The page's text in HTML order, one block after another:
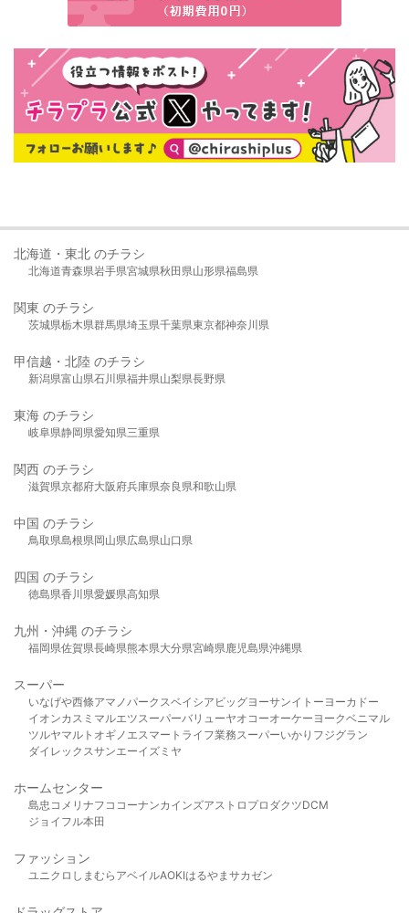
北海道・東北 のチラシ
北海道青森県岩手県宮城県秋田県山形県福島県
関東 のチラシ
茨城県栃木県群馬県埼玉県千葉県東京都神奈川県
甲信越・北陸 のチラシ
新潟県富山県石川県福井県山梨県長野県
東海 のチラシ
岐阜県静岡県愛知県三重県
関西 のチラシ
滋賀県京都府大阪府兵庫県奈良県和歌山県
中国 のチラシ
鳥取県島根県岡山県広島県山口県
四国 のチラシ
徳島県香川県愛媛県高知県
九州・沖縄 のチラシ
福岡県佐賀県長崎県熊本県大分県宮崎県鹿児島県沖縄県
スーパー
いなげや西條アマノパークスベイシア ビッグヨーサンイトーヨーカドー
イオンカスミ マルエツスーパーバリューヤオコーオーケー ヨークベニマル
ツルヤマルト オギノ エスマート ライフ業務スーパーいかり フジグラン
ダイレックスサンエーイズミヤ
ホームセンター
島忠 コメリ ナフコ コーナンカインズアストロプロダクツDCM
ジョイフル本田
ファッション
ユニクロ しまむら アベイルAOKIはるやま サカゼン